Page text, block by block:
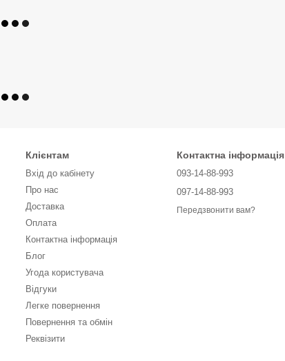
Клієнтам
Вхід до кабінету
Про нас
Доставка
Оплата
Контактна інформація
Блог
Угода користувача
Відгуки
Легке повернення
Повернення та обмін
Реквізити
Контактна інформація
093-14-88-993
097-14-88-993
Передзвонити вам?